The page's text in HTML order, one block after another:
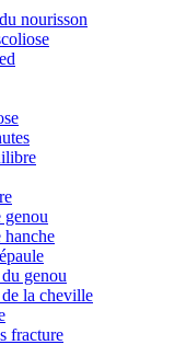
nourisson
genou
hanche
genou
la cheville
fracture